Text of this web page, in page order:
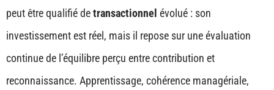
peut être qualifié detransactionnel évolué : son
investissement est réel, mais il repose sur une évaluation
continue de l’équilibre perçu entre contribution et
reconnaissance. Apprentissage, cohérence managériale,